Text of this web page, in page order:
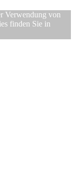
Verwendung von
finden Sie in